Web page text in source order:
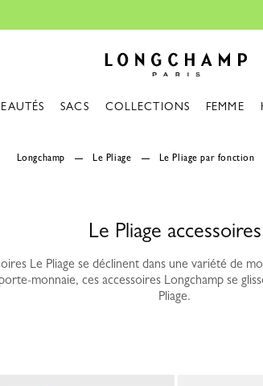
SACS COLLECTIONS FEMME
Longchamp Le Pliage Le Pliage par fonction
Le Pliage accessoires
Le Pliage se déclinent dans une variété de
monnaie, ces accessoires Longchamp se
Pliage.